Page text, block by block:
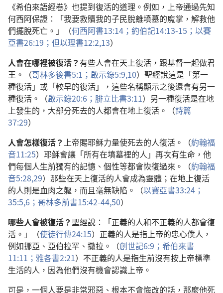
《希伯來語經卷》也提到復活的道理。例如，上帝通過先知
何西阿保證：「我要救贖我的子民脫離墳墓的魔掌，解救他
們擺脫死亡。」（何西阿書13:14； 約伯記14:13-15； 以賽
亞書26:19； 但以理書12:2,13）
人會在哪裡被復活？ 有些人會在天上復活，跟基督一起做君
王。（哥林多後書5:1； 啟示錄5:9,10）聖經說這是「第一
種復活」或「較早的復活」，這些名稱顯示之後還會有另一
種復活。（啟示錄20:6； 腓立比書3:11）另一種復活是在地
上發生的，大部分死去的人都會在地上復活。（詩篇
37:29）
人會怎樣復活？ 上帝賜耶穌力量使死去的人復活。（約翰福
音11:25）耶穌會讓「所有在墳墓裡的人」再次有生命，他
們每個人生前獨有的記憶、個性等都會恢復過來。（約翰福
音5:28,29）那些在天上復活的人會成為靈體；在地上復活
的人則是血肉之軀，而且毫無缺陷。（以賽亞書33:24；
35:5,6； 哥林多前書15:42-44,50）
哪些人會被復活？聖經說：「正義的人和不正義的人都會復
活。」（使徒行傳24:15）正義的人是指上帝的忠心僕人，
例如挪亞、亞伯拉罕、撒拉。（創世記6:9； 希伯來書
11:11； 雅各書2:21）不正義的人是指生前沒有按上帝標準
生活的人，因為他們沒有機會認識上帝。
可是，一個人要是非常邪惡、根本不會悔改的話，那麼他死